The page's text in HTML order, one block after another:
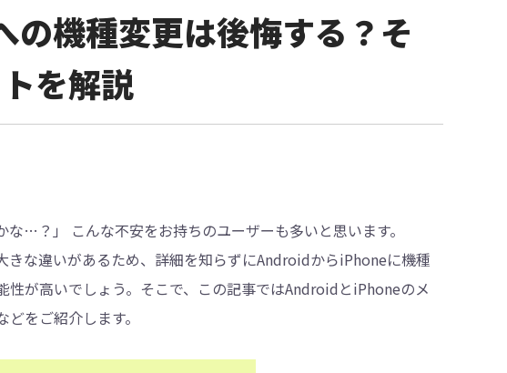
ータ転送
イル検索・削除
ィベーションロック解除
ワード管理
画面ロック解除
PDNobオンライン
機種変更は後悔する？そ
を解説
…？」 こんな不安をお持ちのユーザーも多いと思います。
な違いがあるため、詳細を知らずにAndroidからiPhoneに機種
が高いでしょう。そこで、この記事ではAndroidとiPhoneのメ
をご紹介します。